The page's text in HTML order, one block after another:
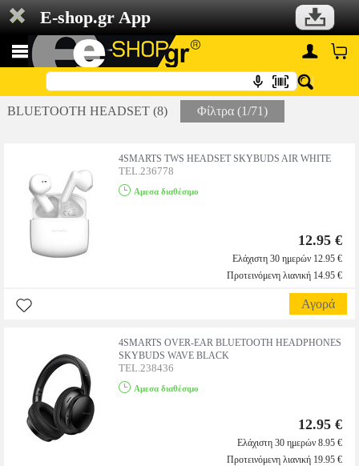
E-shop.gr App
BLUETOOTH HEADSET (8) Φίλτρα (1/71)
4SMARTS TWS HEADSET SKYBUDS AIR WHITE
TEL.236778
Αμεσα διαθέσιμο
12.95 €
Ελάχιστη 30 ημερών 12.95 €
Προτεινόμενη λιανική 14.95 €
Αγορά
4SMARTS OVER-EAR BLUETOOTH HEADPHONES
SKYBUDS WAVE BLACK
TEL.238436
Αμεσα διαθέσιμο
12.95 €
Ελάχιστη 30 ημερών 8.95 €
Προτεινόμενη λιανική 19.95 €